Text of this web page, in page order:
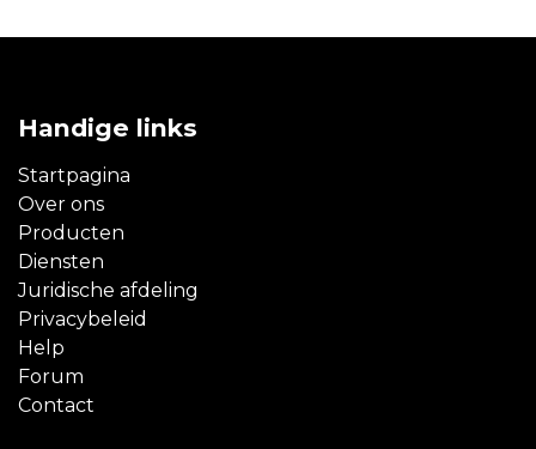
Handige links
Startpagina
Over ons
Producten
Diensten
Juridische afdeling
Privacybeleid
Help
Forum
Contact